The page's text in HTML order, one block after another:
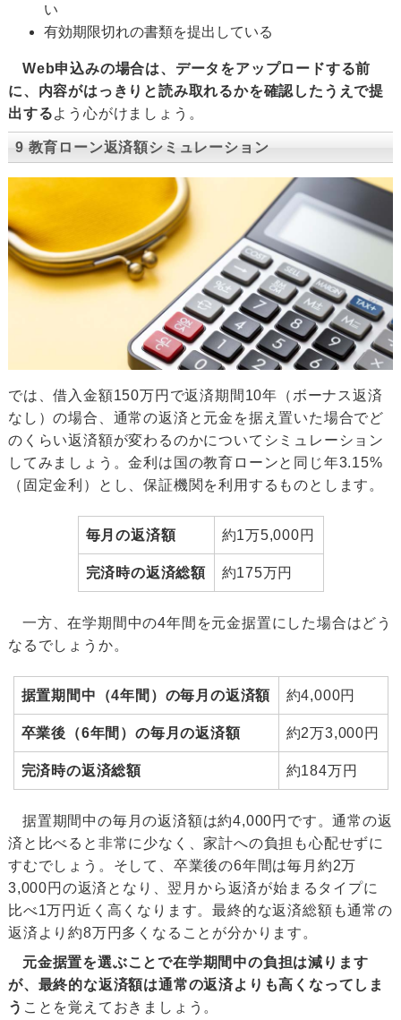
い
有効期限切れの書類を提出している
Web申込みの場合は、データをアップロードする前
に、内容がはっきりと読み取れるかを確認したうえで提
出するよう心がけましょう。
9 教育ローン返済額シミュレーション
では、借入金額150万円で返済期間10年（ボーナス返済
なし）の場合、通常の返済と元金を据え置いた場合でど
のくらい返済額が変わるのかについてシミュレーション
してみましょう。金利は国の教育ローンと同じ年3.15%
（固定金利）とし、保証機関を利用するものとします。
毎月の返済額 約1万5,000円
完済時の返済総額 約175万円
一方、在学期間中の4年間を元金据置にした場合はどう
なるでしょうか。
据置期間中（4年間）の毎月の返済額 約4,000円
卒業後（6年間）の毎月の返済額 約2万3,000円
完済時の返済総額 約184万円
据置期間中の毎月の返済額は約4,000円です。通常の返
済と比べると非常に少なく、家計への負担も心配せずに
すむでしょう。そして、卒業後の6年間は毎月約2万
3,000円の返済となり、翌月から返済が始まるタイプに
比べ1万円近く高くなります。最終的な返済総額も通常の
返済より約8万円多くなることが分かります。
元金据置を選ぶことで在学期間中の負担は減ります
が、最終的な返済額は通常の返済よりも高くなってしま
う ことを覚えておきましょう。